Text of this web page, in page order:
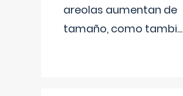
areolas aumentan de
tamaño, como tambi...